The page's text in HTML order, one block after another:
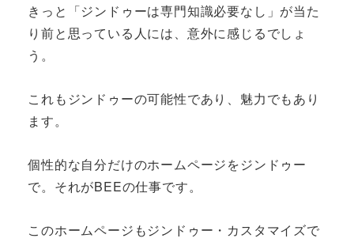
きっと「ジンドゥーは専門知識必要なし」が当た
り前と思っている人には、意外に感じるでしょ
う。
これもジンドゥーの可能性であり、魅力でもあり
ます。
個性的な自分だけのホームページをジンドゥー
で。それがBEEの仕事です。
このホームページもジンドゥー・カスタマイズで